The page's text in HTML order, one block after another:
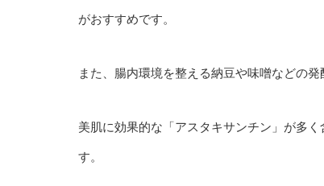
がおすすめです。
また、腸内環境を整える納豆や味噌などの発
美肌に効果的な「アスタキサンチン」が多
す。